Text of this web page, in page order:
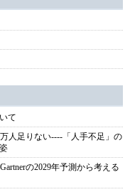
て
人足りない----「人手不足」の
の2029年予測から考える